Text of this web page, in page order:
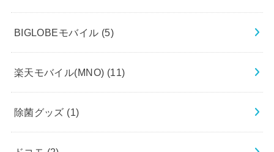
BIGLOBEモバイル (5)
楽天モバイル(MNO) (11)
除菌グッズ (1)